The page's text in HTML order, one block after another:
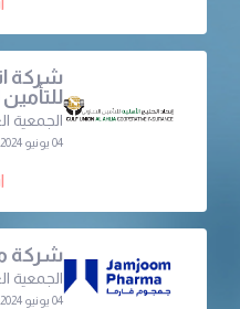
شركة
الجمعية
04 يونيو 2024 | 07:00 م
شركة
الجمعية
04 يونيو 2024 | 07:00 م